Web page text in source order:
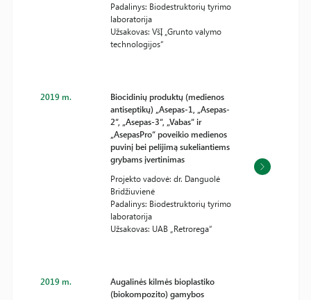
Padalinys: Biodestruktorių tyrimo
laboratorija
Užsakovas: VšĮ „Grunto valymo
technologijos“
2019 m.
Biocidinių produktų (medienos
antiseptikų) „Asepas-1, „Asepas-
2“, „Asepas-3“, „Vabas“ ir
„AsepasPro“ poveikio medienos
puvinį bei pelijimą sukeliantiems
grybams įvertinimas
Projekto vadovė: dr. Danguolė
Bridžiuvienė
Padalinys: Biodestruktorių tyrimo
laboratorija
Užsakovas: UAB „Retrorega“
2019 m.
Augalinės kilmės bioplastiko
(biokompozito) gamybos